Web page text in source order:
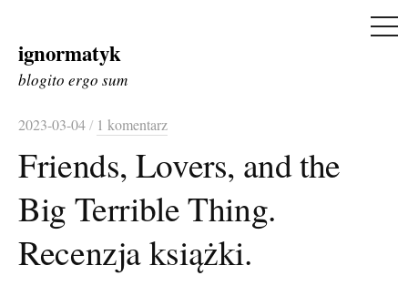
Skip
to
ignormatyk
blogito ergo sum
2023-03-04/ 1 komentarz
Friends, Lovers, and the
Big Terrible Thing.
Recenzja książki.